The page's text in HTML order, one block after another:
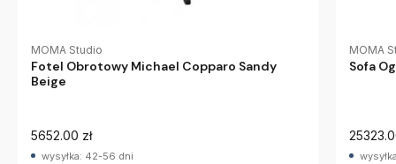
MOMA Studio
Fotel Obrotowy Michael Copparo Sandy
Beige
5652.00 zł
wysyłka: 42-56 dni
MOMA
Sofa